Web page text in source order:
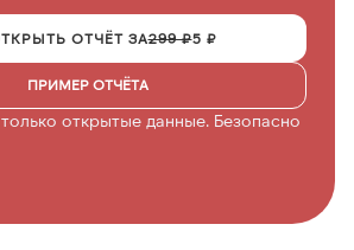
ОТЧЁТ ЗА299 ₽5 ₽
ПРИМЕР ОТЧЁТА
открытые данные. Безопасно